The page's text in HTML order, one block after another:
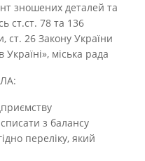
зношених деталей та
ст.ст. 78 та 136
ст. 26 Закону України
міська рада
з балансу
переліку, який